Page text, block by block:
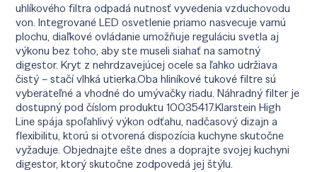
uhlíkového filtra odpadá nutnosť vyvedenia vzduchovodu
von. Integrované LED osvetlenie priamo nasvecuje varnú
plochu, diaľkové ovládanie umožňuje reguláciu svetla aj
výkonu bez toho, aby ste museli siahať na samotný
digestor. Kryt z nehrdzavejúcej ocele sa ľahko udržiava
čistý – stačí vlhká utierka.Oba hliníkové tukové filtre sú
vyberateľné a vhodné do umývačky riadu. Náhradný filter je
dostupný pod číslom produktu 10035417.Klarstein High
Line spája spoľahlivý výkon odťahu, nadčasový dizajn a
flexibilitu, ktorú si otvorená dispozícia kuchyne skutočne
vyžaduje. Objednajte ešte dnes a doprajte svojej kuchyni
digestor, ktorý skutočne zodpovedá jej štýlu.